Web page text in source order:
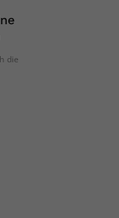
die